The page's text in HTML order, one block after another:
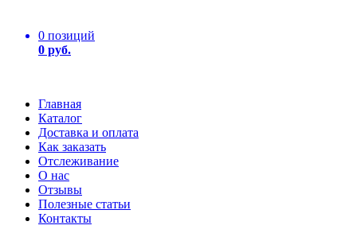
0 позиций
0 руб.
Главная
Каталог
Доставка и оплата
Как заказать
Отслеживание
О нас
Отзывы
Полезные статьи
Контакты